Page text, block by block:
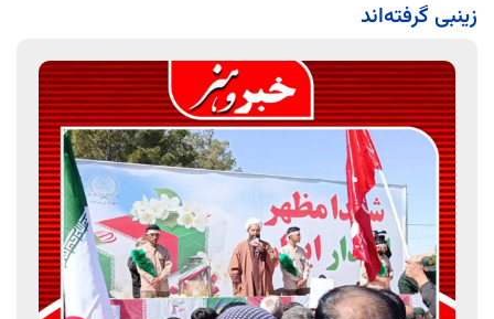
زینبی گرفته‌اند